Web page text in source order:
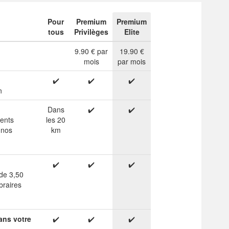
Pour
tous
Premium
Privilèges
Premium
Elite
9.90 € par
mois
19.90 €
par mois
✔️ ✔️ ✔️
Dans
les 20
km
✔️ ✔️
3,50
✔️ ✔️ ✔️
votre ✔️ ✔️ ✔️